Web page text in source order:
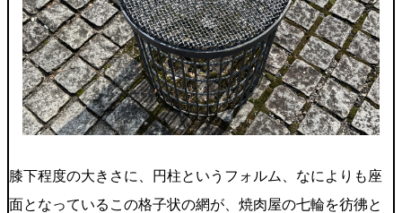
膝下程度の大きさに、円柱というフォルム、なによりも座
面となっているこの格子状の網が、焼肉屋の七輪を彷彿と